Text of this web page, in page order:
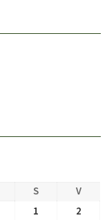
S
V
1
2